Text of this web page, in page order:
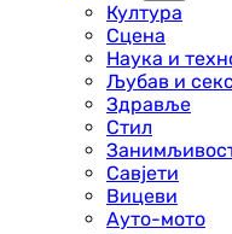
Култура
Сцена
Наука и
Љубав и секс
Здравље
Стил
Савјети
Вицеви
Ауто-мото